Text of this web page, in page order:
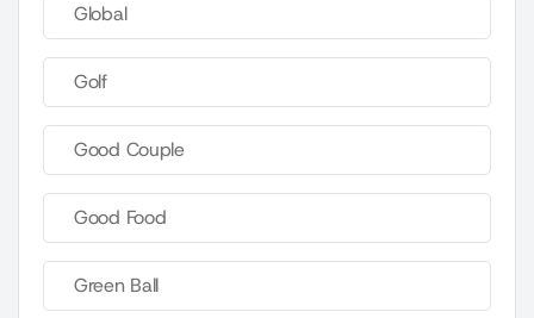
Global
Golf
Good Couple
Good Food
Green Ball